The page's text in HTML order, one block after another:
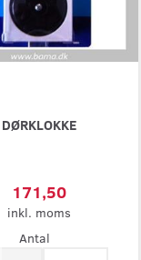
DØRKLOKKE
171,50
inkl. moms
Antal